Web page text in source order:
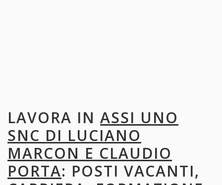
LAVORA IN ASSI UNO
SNC DI LUCIANO
MARCON E CLAUDIO
PORTA: POSTI VACANTI,